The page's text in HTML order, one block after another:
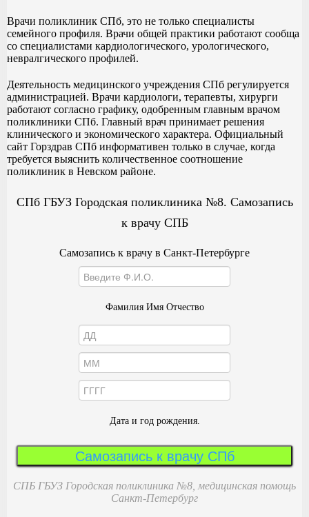
Врачи поликлиник СПб, это не только специалисты
семейного профиля. Врачи общей практики работают сообща
со специалистами кардиологического, урологического,
невралгического профилей.
Деятельность медицинского учреждения СПб регулируется
администрацией. Врачи кардиологи, терапевты, хирурги
работают согласно графику, одобренным главным врачом
поликлиники СПб. Главный врач принимает решения
клинического и экономического характера. Официальный
сайт Горздрав СПб информативен только в случае, когда
требуется выяснить количественное соотношение
поликлиник в Невском районе.
СПб ГБУЗ Городская поликлиника №8. Самозапись
к врачу СПБ
Самозапись к врачу в Санкт-Петербурге
Фамилия Имя Отчество
Дата и год рождения.
Самозапись к врачу СПб
СПБ ГБУЗ Городская поликлиника №8, медицинская помощь
Санкт-Петербург